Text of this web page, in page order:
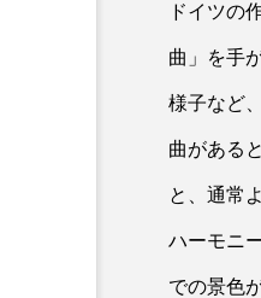
ドイツの
曲」を手
様子など
曲がある
と、通常
ハーモニ
での景色